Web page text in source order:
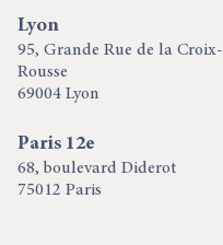
Lyon
95, Grande Rue de la Croix-
Rousse
69004 Lyon
Paris 12e
68, boulevard Diderot
75012 Paris